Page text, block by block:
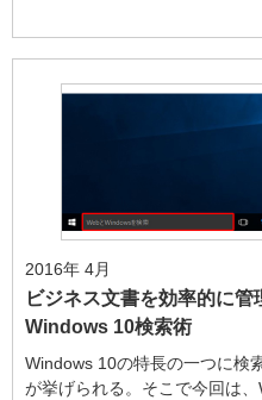
2016年 4月
ビジネス文書を効率的に管
Windows 10検索術
Windows 10の特長の一つに検
が挙げられる。そこで今回は